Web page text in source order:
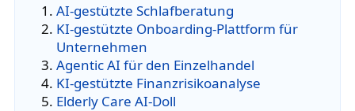
AI-gestützte Schlafberatung
KI-gestützte Onboarding-Plattform für
Unternehmen
Agentic AI für den Einzelhandel
KI-gestützte Finanzrisikoanalyse
Elderly Care AI-Doll